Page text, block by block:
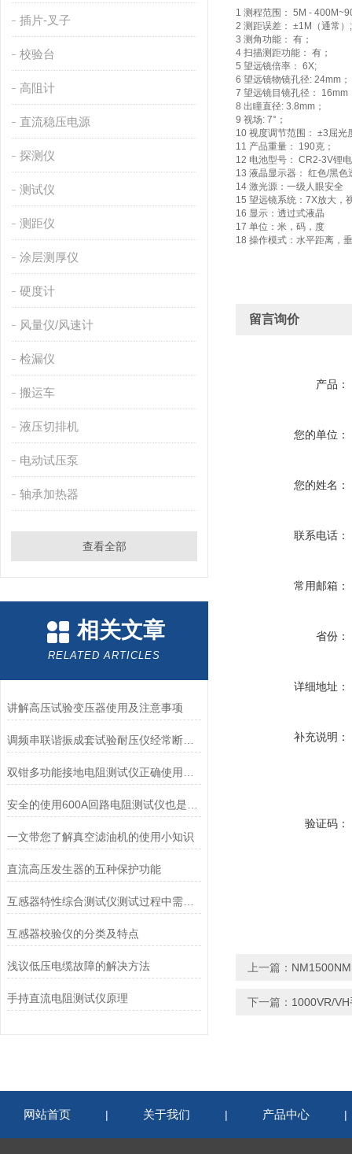
插片-叉子
校验台
高阻计
直流稳压电源
探测仪
测试仪
测距仪
涂层测厚仪
硬度计
风量仪/风速计
检漏仪
搬运车
液压切排机
电动试压泵
轴承加热器
查看全部
相关文章
RELATED ARTICLES
讲解高压试验变压器使用及注意事项
调频串联谐振成套试验耐压仪经常断电的原因有哪些方面呢
一文带您了解真空滤油机的使用小知识
直流高压发生器的五种保护功能
互感器特性综合测试仪测试过程中需注意事项
互感器校验仪的分类及特点
浅议低压电缆故障的解决方法
手持直流电阻测试仪原理
1 测程范围： 5M -
2 测距误差： ±1M（通常）;
3 测角功能： 有；
4 扫描测距功能： 有；
5 望远镜倍率： 6X;
6 望远镜物镜孔径: 24mm；
7 望远镜目镜孔径： 16mm
8 出瞳直径: 3.8mm；
9 视场: 7°；
10 视度调节范围： ±3屈光
11 产品重量： 190克；
12 电池型号： CR2-3V锂
13 液晶显示器： 红色/黑色
14 激光源：一级人眼安全
15 望远镜系统：7X放大，
16 显示：透过式液晶
17 单位：米，码，度
18 操作模式：水平距离，
留言询价
产品：
您的单位：
您的姓名：
联系电话：
常用邮箱：
省份：
详细地址：
补充说明：
验证码：
上一篇：
下一篇： 1000VR/
网站首页 | 关于我们 | 产品中心